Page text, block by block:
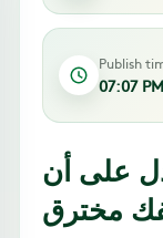
Publish
07:07 PM
تدل على أن
مخترق